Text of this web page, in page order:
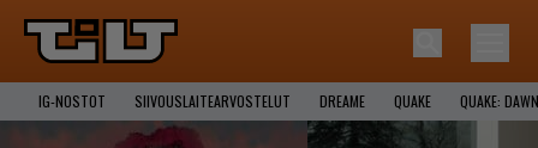
IG-NOSTOT SIIVOUSLAITEARVOSTELUT DREAME QUAKE QUAKE: